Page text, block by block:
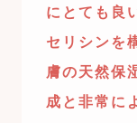
にとても良
セリシンを
膚の天然保
成と非常に